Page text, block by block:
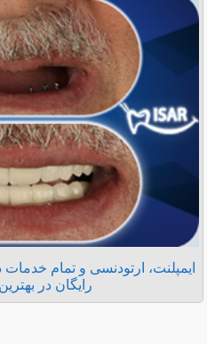
ایمپلنت، ارتودنسی و تمام
رایگان در